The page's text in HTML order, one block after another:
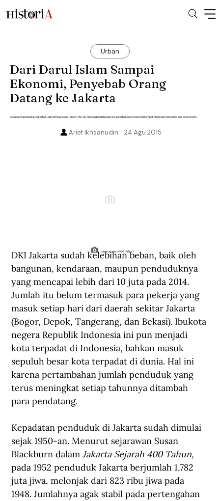
Urban
Dari Darul Islam Sampai
Ekonomi, Penyebab Orang
Datang ke Jakarta
Kepadatan penduduk Jakarta sudah dimulai sejak tahun 1950-an. Mereka berdatangan ke Jakarta karena mencari tempat aman dan terutama alasan ekonomi.
24 Agu 2015
Arief Ikhsanudin
Jakarta tahun 1950. (KITLV).
DKI Jakarta sudah kelebihan beban, baik oleh
bangunan, kendaraan, maupun penduduknya
yang mencapai lebih dari 10 juta pada 2014.
Jumlah itu belum termasuk para pekerja yang
masuk setiap hari dari daerah sekitar Jakarta
(Bogor, Depok, Tangerang, dan Bekasi). Ibukota
negera Republik Indonesia ini pun menjadi
kota terpadat di Indonesia, bahkan masuk
sepuluh besar kota terpadat di dunia. Hal ini
karena pertambahan jumlah penduduk yang
terus meningkat setiap tahunnya ditambah
para pendatang.
Kepadatan penduduk di Jakarta sudah dimulai
sejak 1950-an. Menurut sejarawan Susan
Blackburn dalam Jakarta Sejarah 400 Tahun,
pada 1952 penduduk Jakarta berjumlah 1,782
juta jiwa, melonjak dari 823 ribu jiwa pada
1948. Jumlahnya agak stabil pada pertengahan